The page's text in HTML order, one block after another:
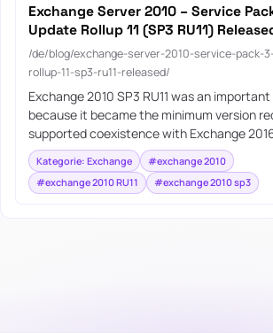
Exchange Server 2010 – Service
Update Rollup 11 (SP3 RU11)
/de/blog/exchange-server-2010-service-pack-
rollup-11-sp3-ru11-released/
Exchange 2010 SP3 RU11 was an
because it became the minimum version
supported coexistence with Exchange
Kategorie: Exchange
#exchange 2010
#exchange 2010 RU11
#exchange 2010 sp3